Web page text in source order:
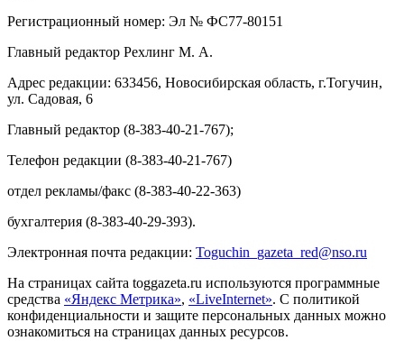
Регистрационный номер: Эл № ФС77-80151
Главный редактор Рехлинг М. А.
Адрес редакции: 633456, Новосибирская область, г.Тогучин,
ул. Садовая, 6
Главный редактор (8-383-40-21-767);
Телефон редакции (8-383-40-21-767)
отдел рекламы/факс (8-383-40-22-363)
бухгалтерия (8-383-40-29-393).
Электронная почта редакции: Toguchin gazeta red@nso.ru
На страницах сайта toggazeta.ru используются программные
средства «Яндекс Метрика», «LiveInternet». С политикой
конфиденциальности и защите персональных данных можно
ознакомиться на страницах данных ресурсов.